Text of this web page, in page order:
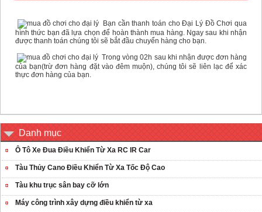
Bạn cần thanh toán cho Đại Lý Đồ Chơi qua
hình thức bạn đã lựa chọn để hoàn thành mua hàng. Ngay sau khi nhận
được thanh toán chúng tôi sẽ bắt đầu chuyển hàng cho bạn.
Trong vòng 02h sau khi nhận được đơn hàng
của bạn(trừ đơn hàng đặt vào đêm muộn), chúng tôi sẽ liên lạc để xác
thực đơn hàng của bạn.
Danh mục
Ô Tô Xe Đua Điều Khiển Từ Xa RC IR Car
Tàu Thủy Cano Điều Khiển Từ Xa Tốc Độ Cao
Tàu khu trục sân bay cỡ lớn
Máy công trình xây dựng điều khiển từ xa